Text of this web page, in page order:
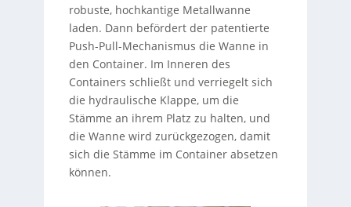
robuste, hochkantige Metallwanne
laden. Dann befördert der patentierte
Push-Pull-Mechanismus die Wanne in
den Container. Im Inneren des
Containers schließt und verriegelt sich
die hydraulische Klappe, um die
Stämme an ihrem Platz zu halten, und
die Wanne wird zurückgezogen, damit
sich die Stämme im Container absetzen
können.